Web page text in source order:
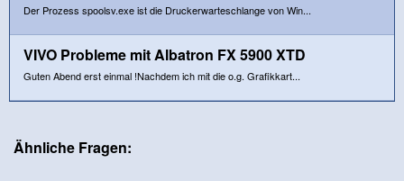
Der Prozess spoolsv.exe ist die Druckerwarteschlange von Win...
VIVO Probleme mit Albatron FX 5900 XTD
Guten Abend erst einmal !Nachdem ich mit die o.g. Grafikkart...
Ähnliche Fragen: